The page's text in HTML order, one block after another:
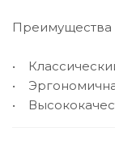
Преимущества
•
•
•